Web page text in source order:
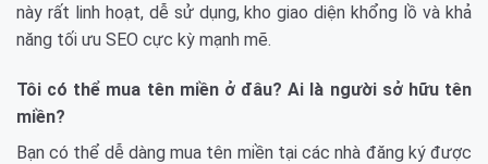
này rất linh hoạt, dễ sử dụng, kho giao diện khổng lồ và khả
năng tối ưu SEO cực kỳ mạnh mẽ.
Tôi có thể mua tên miền ở đâu? Ai là người sở hữu tên
miền?
Bạn có thể dễ dàng mua tên miền tại các nhà đăng ký được